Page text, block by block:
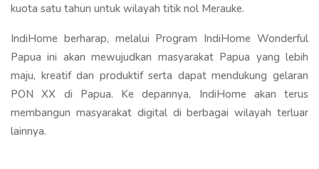
kuota satu tahun untuk wilayah titik nol Merauke.
IndiHome berharap, melalui Program IndiHome Wonderful
Papua ini akan mewujudkan masyarakat Papua yang lebih
maju, kreatif dan produktif serta dapat mendukung gelaran
PON XX di Papua. Ke depannya, IndiHome akan terus
membangun masyarakat digital di berbagai wilayah terluar
lainnya.